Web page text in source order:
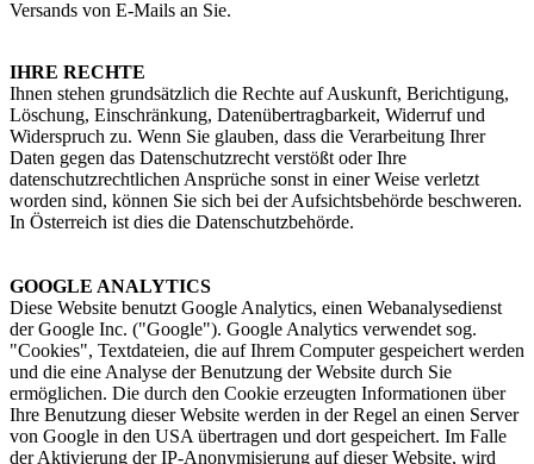
Versands von E-Mails an Sie.
IHRE RECHTE
Ihnen stehen grundsätzlich die Rechte auf Auskunft, Berichtigung,
Löschung, Einschränkung, Datenübertragbarkeit, Widerruf und
Widerspruch zu. Wenn Sie glauben, dass die Verarbeitung Ihrer
Daten gegen das Datenschutzrecht verstößt oder Ihre
datenschutzrechtlichen Ansprüche sonst in einer Weise verletzt
worden sind, können Sie sich bei der Aufsichtsbehörde beschweren.
In Österreich ist dies die Datenschutzbehörde.
GOOGLE ANALYTICS
Diese Website benutzt Google Analytics, einen Webanalysedienst
der Google Inc. ("Google"). Google Analytics verwendet sog.
"Cookies", Textdateien, die auf Ihrem Computer gespeichert werden
und die eine Analyse der Benutzung der Website durch Sie
ermöglichen. Die durch den Cookie erzeugten Informationen über
Ihre Benutzung dieser Website werden in der Regel an einen Server
von Google in den USA übertragen und dort gespeichert. Im Falle
der Aktivierung der IP-Anonymisierung auf dieser Website, wird